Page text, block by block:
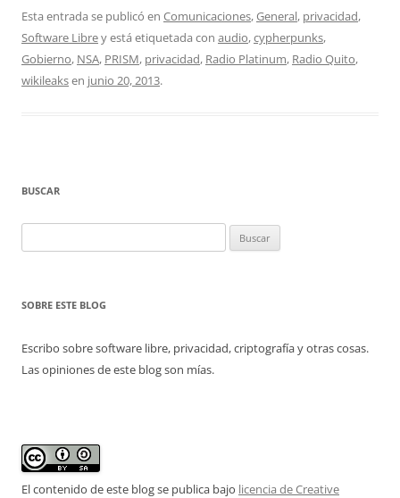
Esta entrada se publicó en Comunicaciones,General, privacidad,
Software Librey está etiquetada con audio,cypherpunks,
Gobierno, NSA, PRISM, privacidad, Radio Platinum, Radio Quito,
wikileaksen junio 20, 2013.
BUSCAR
SOBRE ESTE BLOG
Escribo sobre software libre, privacidad, criptografía y otras cosas.
Las opiniones de este blog son mías.
El contenido de este blog se publica bajo licencia de Creative